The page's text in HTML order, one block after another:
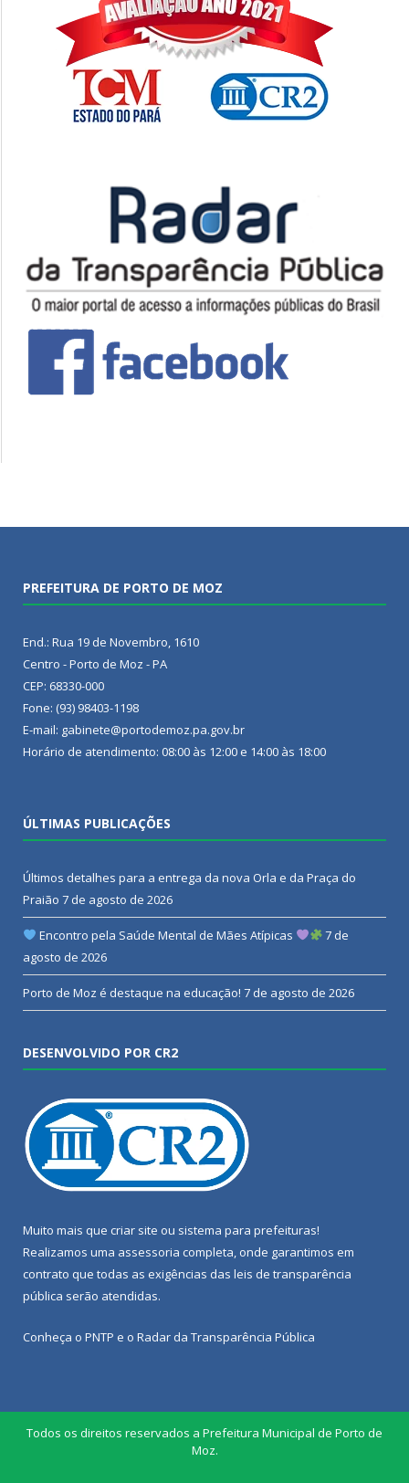
PREFEITURA DE PORTO DE MOZ
End.: Rua 19 de Novembro, 1610
Centro - Porto de Moz - PA
CEP: 68330-000
Fone: (93) 98403-1198
E-mail: gabinete@portodemoz.pa.gov.br
Horário de atendimento: 08:00 às 12:00 e 14:00 às 18:00
ÚLTIMAS PUBLICAÇÕES
Últimos detalhes para a entrega da nova Orla e da Praça do
Praião 7 de agosto de 2026
Encontro pela Saúde Mental de Mães Atípicas
7 de
agosto de 2026
Porto de Moz é destaque na educação! 7 de agosto de 2026
DESENVOLVIDO POR CR2
Muito mais que criar site ou sistema para prefeituras!
Realizamos uma assessoria completa, onde garantimos em
contrato que todas as exigências das leis de transparência
pública serão atendidas.
Conheça o PNTP e o Radar da Transparência Pública
Todos os direitos reservados a Prefeitura Municipal de Porto de
Moz.